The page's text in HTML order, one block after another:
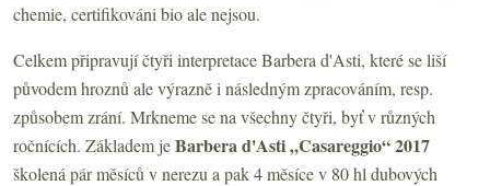
chemie, certifikováni bio ale nejsou.
Celkem připravují čtyři interpretace Barbera d'Asti, které se liší
původem hroznů ale výrazně i následným zpracováním, resp.
způsobem zrání. Mrkneme se na všechny čtyři, byť v různých
ročnících. Základem jeBarbera d'Asti „Casareggio“ 2017
školená pár měsíců v nerezu a pak 4 měsíce v 80 hl dubových